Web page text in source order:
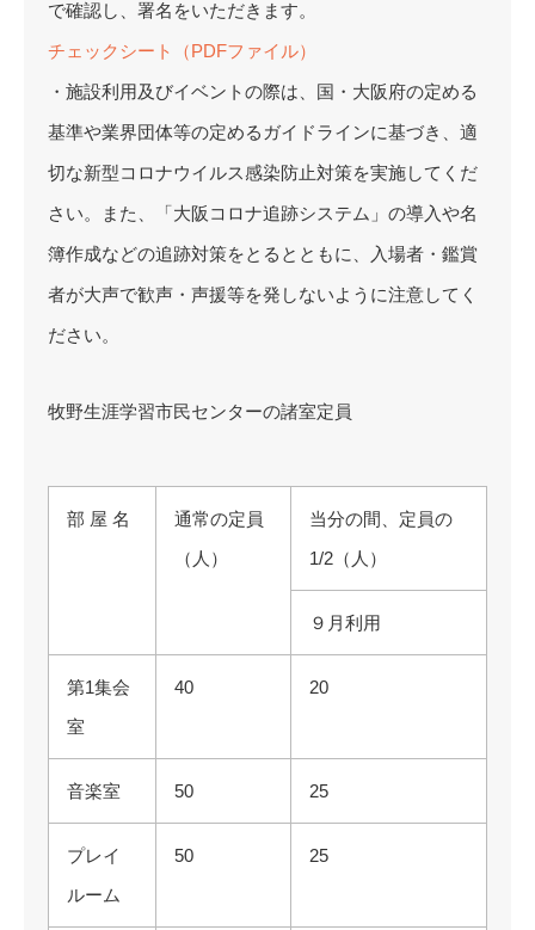
で確認し、署名をいただきます。
チェックシート（PDFファイル）
・施設利用及びイベントの際は、国・大阪府の定める
基準や業界団体等の定めるガイドラインに基づき、適
切な新型コロナウイルス感染防止対策を実施してくだ
さい。また、「大阪コロナ追跡システム」の導入や名
簿作成などの追跡対策をとるとともに、入場者・鑑賞
者が大声で歓声・声援等を発しないように注意してく
ださい。
牧野生涯学習市民センターの諸室定員
部 屋 名
通常の定員
（人）
当分の間、定員の
1/2（人）
９月利用
第1集会
室
40 20
音楽室 50 25
プレイ
ルーム
50 25